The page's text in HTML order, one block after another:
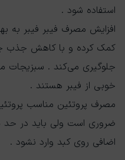
استفاده شود .
افزایش مصرف فیبر فیبر به
کمک کرده و با کاهش جذب
جلوگیری می‌کند . سبزیجات
خوبی از فیبر هستند .
مصرف پروتئین مناسب
ضروری است ولی باید در حد
اضافی روی کبد وارد نشود .